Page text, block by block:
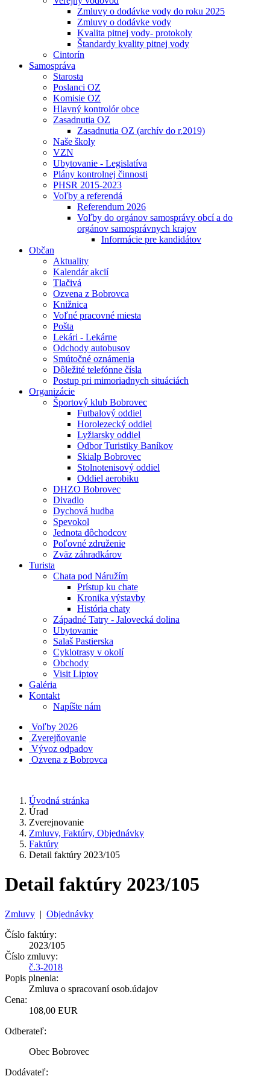
Zmluvy o dodávke vody do roku 2025
Zmluvy o dodávke vody
Kvalita pitnej vody- protokoly
Štandardy kvality pitnej vody
Cintorín
Samospráva
Starosta
Poslanci OZ
Komisie OZ
Hlavný kontrolór obce
Zasadnutia OZ
Zasadnutia OZ (archív do r.2019)
Naše školy
VZN
Ubytovanie - Legislatíva
Plány kontrolnej činnosti
PHSR 2015-2023
Voľby a referendá
Referendum 2026
Voľby do orgánov samosprávy obcí a do
orgánov samosprávnych krajov
Informácie pre kandidátov
Občan
Aktuality
Kalendár akcií
Tlačivá
Ozvena z Bobrovca
Knižnica
Voľné pracovné miesta
Pošta
Lekári - Lekárne
Odchody autobusov
Smútočné oznámenia
Dôležité telefónne čísla
Postup pri mimoriadnych situáciách
Organizácie
Športový klub Bobrovec
Futbalový oddiel
Horolezecký oddiel
Lyžiarsky oddiel
Odbor Turistiky Baníkov
Skialp Bobrovec
Stolnotenisový oddiel
Oddiel aerobiku
DHZO Bobrovec
Divadlo
Dychová hudba
Spevokol
Jednota dôchodcov
Poľovné združenie
Zväz záhradkárov
Turista
Chata pod Náružím
Prístup ku chate
Kronika výstavby
História chaty
Západné Tatry - Jalovecká dolina
Ubytovanie
Salaš Pastierska
Cyklotrasy v okolí
Obchody
Visit Liptov
Galéria
Kontakt
Napíšte nám
Voľby 2026
Zverejňovanie
Vývoz odpadov
Ozvena z Bobrovca
Úvodná stránka
Úrad
Zverejnovanie
Zmluvy, Faktúry, Objednávky
Faktúry
Detail faktúry 2023/105
Detail faktúry 2023/105
Zmluvy | Objednávky
Číslo faktúry:
2023/105
Číslo zmluvy:
č.3-2018
Popis plnenia:
Zmluva o spracovaní osob.údajov
Cena:
108,00 EUR
Odberateľ:
Obec Bobrovec
Dodávateľ: